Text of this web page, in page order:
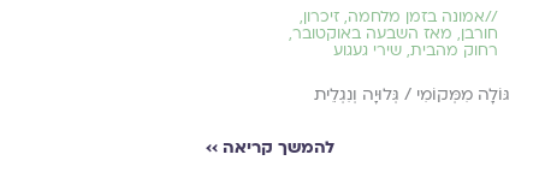
//אמונה בזמן מלחמה, זיכרון,
חורבן, מאז השבעה באוקטובר,
רחוק מהבית, שירי געגוע
גּוֹלָה מִמְּקוֹמִי / גְּלוּיָה וְנִגְלֵית
להמשך קריאה ››